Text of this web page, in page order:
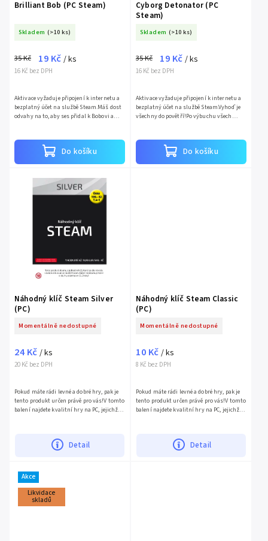
Brilliant Bob (PC Steam)
Skladem (>10 ks)
16 Kč bez DPH
35 Kč 19 Kč / ks
Do košíku
Aktivace vyžaduje připojení k internetu a
bezplatný účet na službě Steam.Máš dost
odvahy na to, aby ses přidal k Bobovi a
Cyborg Detonator (PC
Steam)
Skladem (>10 ks)
16 Kč bez DPH
35 Kč 19 Kč / ks
Do košíku
Aktivace vyžaduje připojení k internetu a
bezplatný účet na službě Steam.Vyhoď je
všechny do povětří!Po výbuchu všech
Náhodný klíč Steam Silver
(PC)
Momentálně nedostupné
20 Kč bez DPH
24 Kč / ks
Detail
Pokud máte rádi levné a dobré hry, pak je
tento produkt určen právě pro vás!V tomto
balení najdete kvalitní hry na PC, jejichž
Náhodný klíč Steam Classic
(PC)
Momentálně nedostupné
8 Kč bez DPH
10 Kč / ks
Detail
Pokud máte rádi levné a dobré hry, pak je
tento produkt určen právě pro vás!V tomto
balení najdete kvalitní hry na PC, jejichž
Akce
Likvidace
skladů